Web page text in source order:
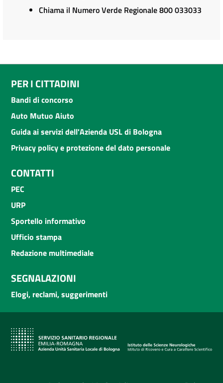
Chiama il Numero Verde Regionale 800 033033
PER I CITTADINI
Bandi di concorso
Auto Mutuo Aiuto
Guida ai servizi dell'Azienda USL di Bologna
Privacy policy e protezione del dato personale
CONTATTI
PEC
URP
Sportello informativo
Ufficio stampa
Redazione multimediale
SEGNALAZIONI
Elogi, reclami, suggerimenti